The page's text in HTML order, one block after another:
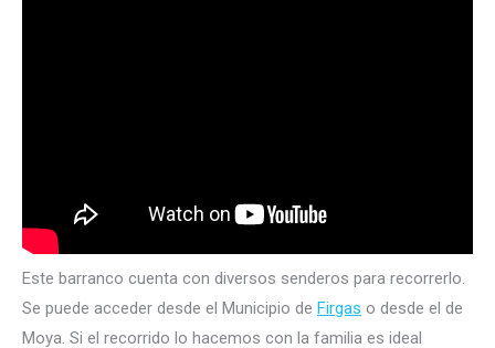
Este barranco cuenta con diversos senderos para recorrerlo.
Se puede acceder desde el Municipio de Firgas o desde el de
Moya. Si el recorrido lo hacemos con la familia es ideal